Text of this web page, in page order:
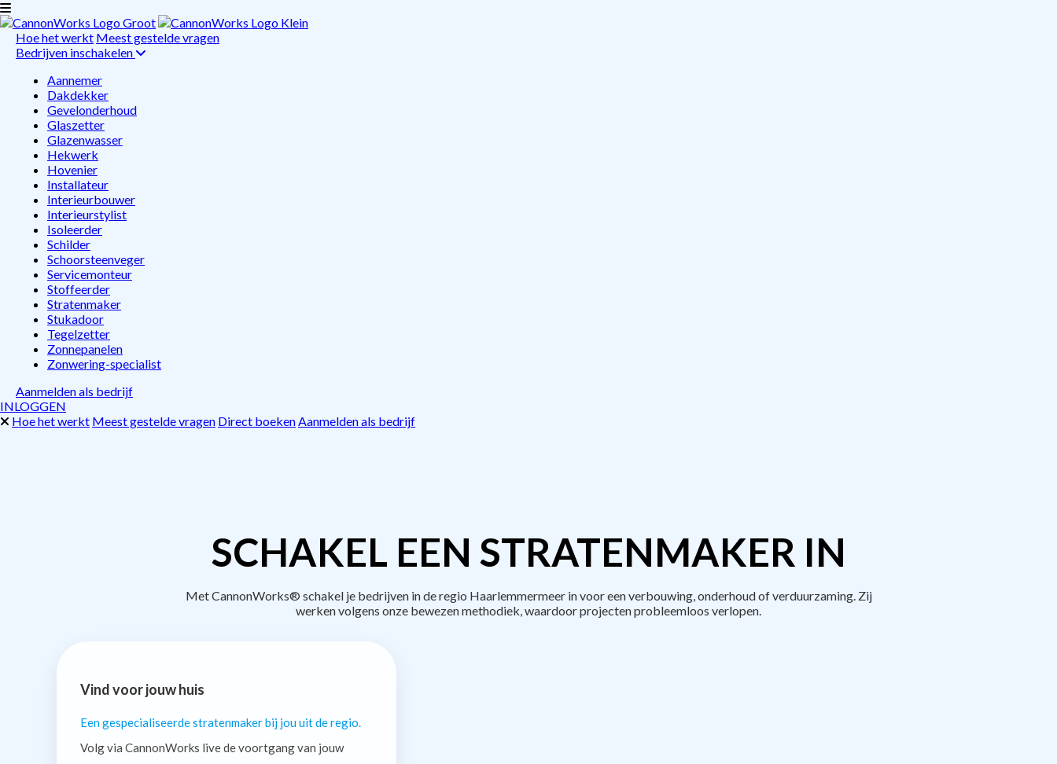
Hoe het werkt Meest gestelde vragen
Bedrijven inschakelen
Aannemer
Dakdekker
Gevelonderhoud
Glaszetter
Glazenwasser
Hekwerk
Hovenier
Installateur
Interieurbouwer
Interieurstylist
Isoleerder
Schilder
Schoorsteenveger
Servicemonteur
Stoffeerder
Stratenmaker
Stukadoor
Tegelzetter
Zonnepanelen
Zonwering-specialist
Aanmelden als bedrijf
INLOGGEN
Hoe het werkt Meest gestelde vragen Direct boekenAanmelden als bedrijf
SCHAKEL EEN STRATENMAKER IN
Met CannonWorks® schakel je bedrijven in de regio Haarlemmermeer in voor een verbouwing, onderhoud of verduurzaming. Zij
werken volgens onze bewezen methodiek, waardoor projecten probleemloos verlopen.
Vind voor jouw huis
Een gespecialiseerde stratenmaker bij jou uit de regio.
Volg via CannonWorks live de voortgang van jouw